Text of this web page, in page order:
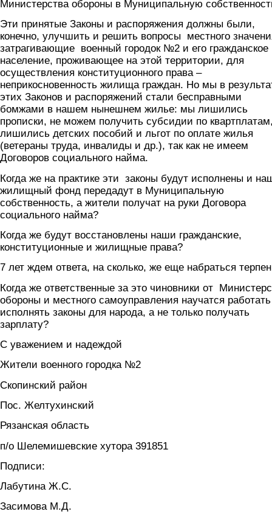
Министерства обороны в Муниципальную
Эти принятые Законы и распоряжения должны были,
конечно, улучшить и решить вопросы местного
затрагивающие военный городок №2 и его гражданское
население, проживающее на этой территории, для
осуществления конституционного права –
неприкосновенность жилища граждан. Но мы в
этих Законов и распоряжений стали бесправными
бомжами в нашем нынешнем жилье: мы лишились
прописки, не можем получить субсидии по
лишились детских пособий и льгот по оплате жилья
(ветераны труда, инвалиды и др.), так как не имеем
Договоров социального найма.
Когда же на практике эти законы будут исполнены и
жилищный фонд передадут в Муниципальную
собственность, а жители получат на руки Договора
социального найма?
Когда же будут восстановлены наши гражданские,
конституционные и жилищные права?
7 лет ждем ответа, на сколько, же еще набраться
Когда же ответственные за это чиновники от
обороны и местного самоуправления научатся
исполнять законы для народа, а не только получать
зарплату?
С уважением и надеждой
Жители военного городка №2
Скопинский район
Пос. Желтухинский
Рязанская область
п/о Шелемишевские хутора 391851
Подписи:
Лабутина Ж.С.
Засимова М.Д.